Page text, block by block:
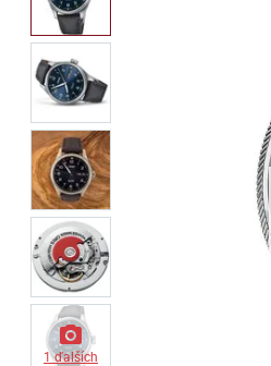
1 ďalších